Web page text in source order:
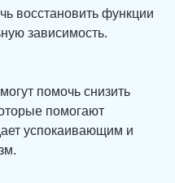
зависимость.
помочь снизить
помогают
успокаивающим и